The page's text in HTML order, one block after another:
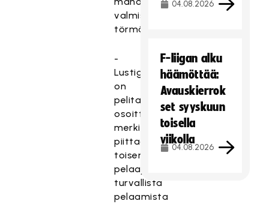
valmistautua
törmäykseen.
-
Lustig
on
pelitavallaan
osoittanut
merkittävää
piittaamattomuutta
toisen
pelaajan
turvallista
pelaamista
04.08.2026
F-liigan alku
häämöttää:
Avauskierrok
set syyskuun
toisella
viikolla
04.08.2026